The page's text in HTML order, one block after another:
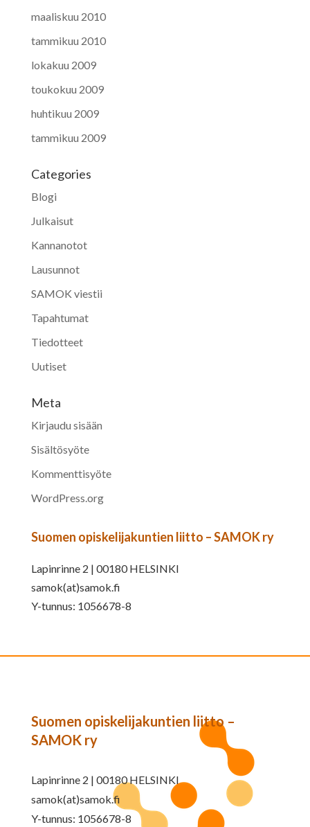
maaliskuu 2010
tammikuu 2010
lokakuu 2009
toukokuu 2009
huhtikuu 2009
tammikuu 2009
Categories
Blogi
Julkaisut
Kannanotot
Lausunnot
SAMOK viestii
Tapahtumat
Tiedotteet
Uutiset
Meta
Kirjaudu sisään
Sisältösyöte
Kommenttisyöte
WordPress.org
Suomen opiskelijakuntien liitto – SAMOK ry
Lapinrinne 2 | 00180 HELSINKI
samok(at)samok.fi
Y-tunnus: 1056678-8
Suomen opiskelijakuntien liitto –
SAMOK ry
Lapinrinne 2 | 00180 HELSINKI
samok(at)samok.fi
Y-tunnus: 1056678-8